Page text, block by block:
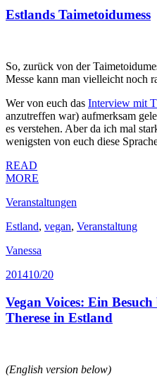
Estlands Taimetoidumess
So, zurück von der
Messe kann man vielleicht noch
Wer von euch das Interview mit
anzutreffen war) aufmerksam
es verstehen. Aber da ich mal
wenigsten von euch diese
READ
MORE
Veranstaltungen
Estland, vegan, Veranstaltung
Vanessa
201410/20
Vegan Voices: Ein
Therese in Estland
(English version below)